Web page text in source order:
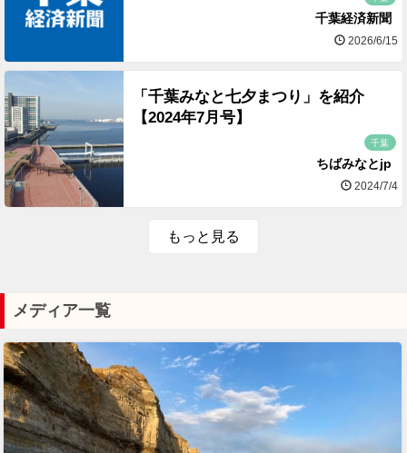
千葉経済新聞
2026/6/15
「千葉みなと七夕まつり」を紹介
【2024年7月号】
千葉
ちばみなとjp
2024/7/4
もっと見る
メディア一覧